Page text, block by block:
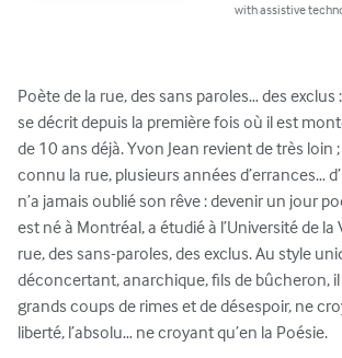
with assistive
Poète de la rue, des sans paroles… des
se décrit depuis la première fois où il est
de 10 ans déjà. Yvon Jean revient de très loin
connu la rue, plusieurs années d’errances…
n’a jamais oublié son rêve : devenir un jour
est né à Montréal, a étudié à l’Université de la
rue, des sans-paroles, des exclus. Au style
déconcertant, anarchique, fils de bûcheron, il
grands coups de rimes et de désespoir, ne
liberté, l’absolu… ne croyant qu’en la Poésie.